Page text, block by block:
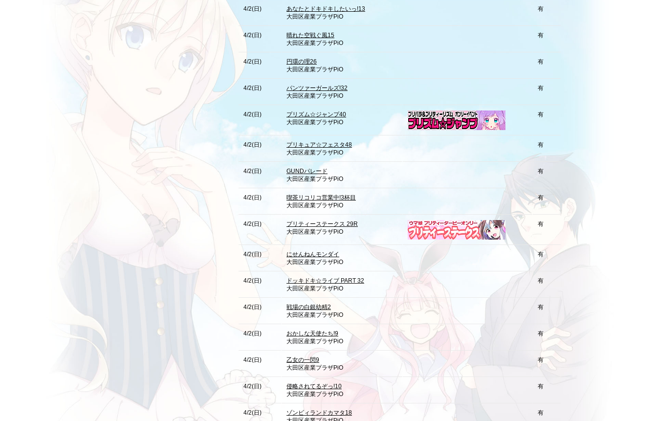
4/2(日)
あなたとドキドキしたいっ!13
大田区産業プラザPiO
有
4/2(日)
晴れた空戦ぐ風15
大田区産業プラザPiO
有
4/2(日)
円環の理26
大田区産業プラザPiO
有
4/2(日)
パンツァーガールズ!32
大田区産業プラザPiO
有
4/2(日)
プリズム☆ジャンプ40
大田区産業プラザPiO
有
4/2(日)
プリキュア☆フェスタ48
大田区産業プラザPiO
有
4/2(日)
GUNDパレード
大田区産業プラザPiO
有
4/2(日)
喫茶リコリコ営業中!3杯目
大田区産業プラザPiO
有
4/2(日)
プリティーステークス 29R
大田区産業プラザPiO
有
4/2(日)
にせんねんモンダイ
大田区産業プラザPiO
有
4/2(日)
ドッキドキ☆ライブ PART 32
大田区産業プラザPiO
有
4/2(日)
戦場の白銀幼精2
大田区産業プラザPiO
有
4/2(日)
おかしな天使たち!9
大田区産業プラザPiO
有
4/2(日)
乙女の一閃9
大田区産業プラザPiO
有
4/2(日)
侵略されてるぞっ!10
大田区産業プラザPiO
有
4/2(日)
ゾンビィランドカマタ18
有